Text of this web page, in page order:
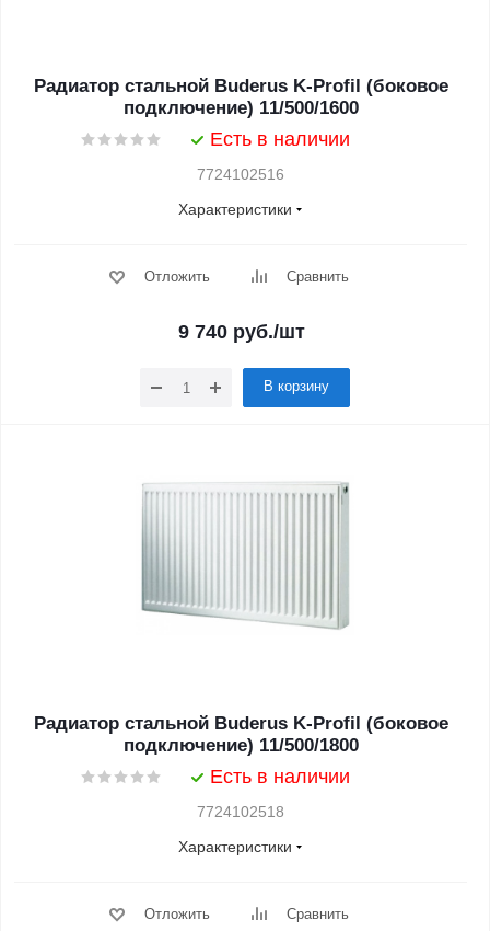
Радиатор стальной Buderus K-Profil (боковое
подключение) 11/500/1600
Есть в наличии
7724102516
Характеристики
Отложить Сравнить
9 740руб./шт
В корзину
Радиатор стальной Buderus K-Profil (боковое
подключение) 11/500/1800
Есть в наличии
7724102518
Характеристики
Отложить Сравнить